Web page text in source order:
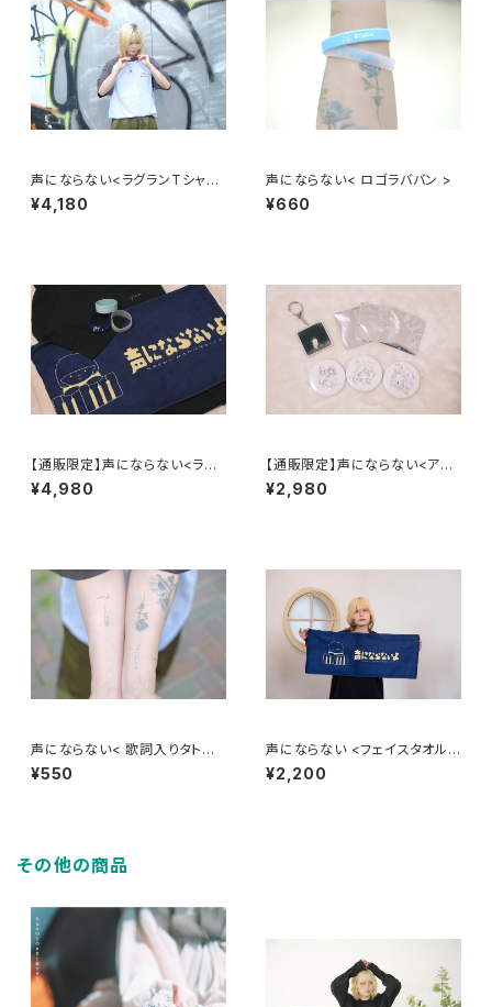
声にならない<ラグランTシャツ
>
¥4,180
声にならない< ロゴラババン >
¥660
【通販限定】声にならない<ライ
ブグッズセット>
¥4,980
【通販限定】声にならない<アク
セサリーセット>
¥2,980
声にならない< 歌詞入りタトゥ
ーシール >
¥550
声にならない <フェイスタオル/
ロゴver.>
¥2,200
その他の商品